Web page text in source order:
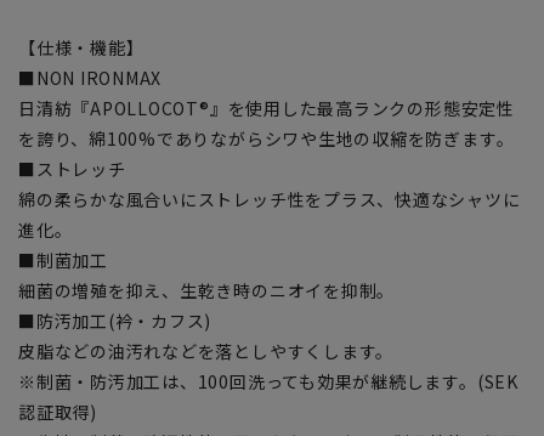
【仕様・機能】
■NON IRONMAX
日清紡『APOLLOCOT®』を使用した最高ランクの形態安定性
を誇り、綿100%でありながらシワや生地の収縮を防ぎます。
■ストレッチ
綿の柔らかな風合いにストレッチ性をプラス、快適なシャツに
進化。
■制菌加工
細菌の増殖を抑え、生乾き時のニオイを抑制。
■防汚加工(衿・カフス)
皮脂などの油汚れなどを落としやすくします。
※制菌・防汚加工は、100回洗っても効果が継続します。(SEK
認証取得)